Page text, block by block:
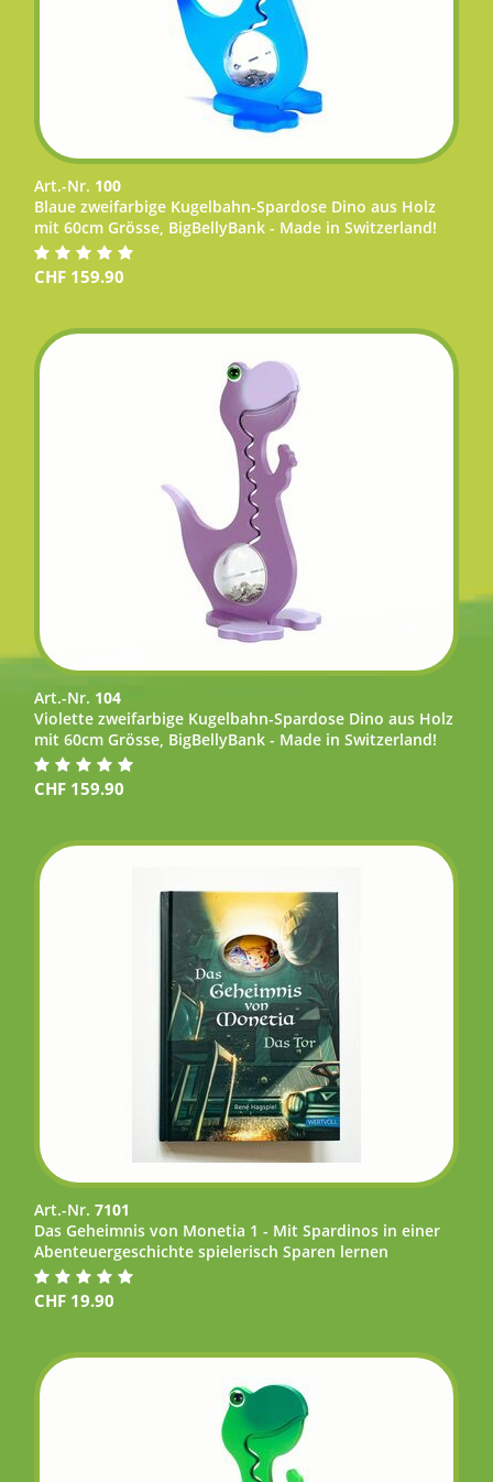
Art.-Nr. 100
Blaue zweifarbige Kugelbahn-Spardose Dino aus Holz
mit 60cm Grösse, BigBellyBank - Made in Switzerland!
CHF 159.90
Art.-Nr. 104
Violette zweifarbige Kugelbahn-Spardose Dino aus Holz
mit 60cm Grösse, BigBellyBank - Made in Switzerland!
CHF 159.90
Art.-Nr. 7101
Das Geheimnis von Monetia 1 - Mit Spardinos in einer
Abenteuergeschichte spielerisch Sparen lernen
CHF 19.90